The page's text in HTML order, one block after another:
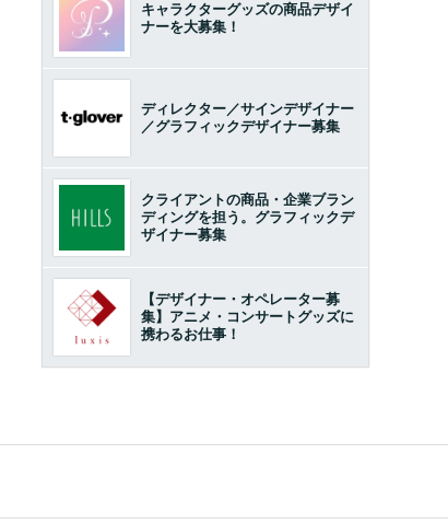
キャラクターグッズの商品デザイ
ナーを大募集！
ディレクター／サインデザイナー
／グラフィックデザイナー募集
クライアントの商品・企業ブラン
ディングを担う。グラフィックデ
ザイナー募集
【デザイナー・オペレーター募
集】アニメ・コンサートグッズに
携わるお仕事！